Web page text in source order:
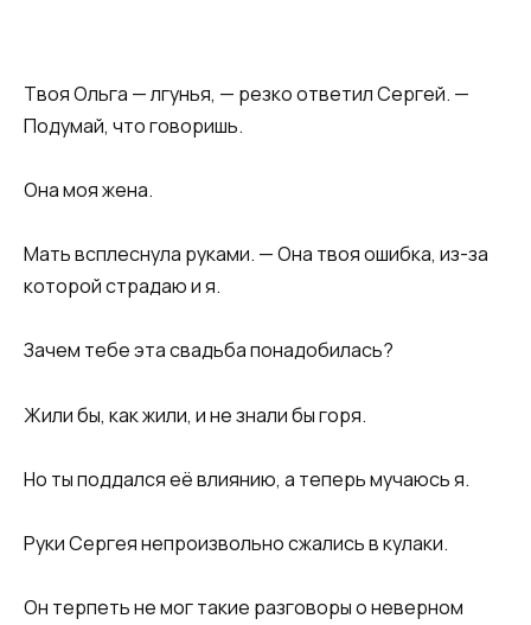
Твоя Ольга — лгунья, — резко ответил Сергей. —
Подумай, что говоришь.
Она моя жена.
Мать всплеснула руками. — Она твоя ошибка, из-за
которой страдаю и я.
Зачем тебе эта свадьба понадобилась?
Жили бы, как жили, и не знали бы горя.
Но ты поддался её влиянию, а теперь мучаюсь я.
Руки Сергея непроизвольно сжались в кулаки.
Он терпеть не мог такие разговоры о неверном